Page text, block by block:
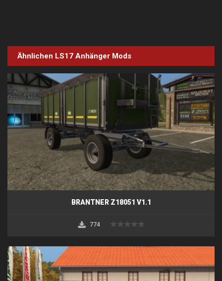
Ähnlichen LS17 Anhänger Mods
BRANTNER Z18051 V1.1
774